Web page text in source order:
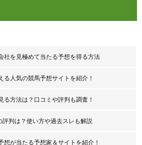
社を見極めて当たる予想を得る方法
る人気の競馬予想サイトを紹介！
る方法は？口コミや評判も調査！
判は？使い方や過去スレも解説
想が当たる予想家＆サイトを紹介！